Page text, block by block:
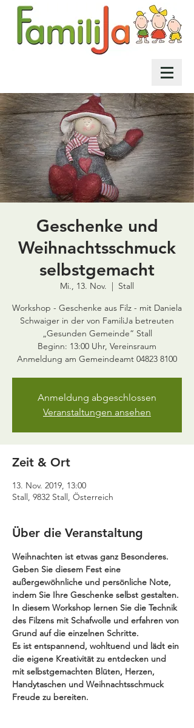
Geschenke und
Weihnachtsschmuck
selbstgemacht
Mi., 13. Nov.
  |
Stall
Workshop - Geschenke aus Filz - mit Daniela
Schwaiger in der von FamiliJa betreuten
„Gesunden Gemeinde“ Stall
Beginn: 13:00 Uhr, Vereinsraum
Anmeldung abgeschlossen
Veranstaltungen ansehen
Zeit & Ort
13. Nov. 2019, 13:00
Stall, 9832 Stall, Österreich
Über die Veranstaltung
Weihnachten ist etwas ganz Besonderes.
Geben Sie diesem Fest eine
außergewöhnliche und persönliche Note,
indem Sie Ihre Geschenke selbst gestalten.
In diesem Workshop lernen Sie die Technik
des Filzens mit Schafwolle und erfahren von
Grund auf die einzelnen Schritte.
Es ist entspannend, wohltuend und lädt ein
die eigene Kreativität zu entdecken und
mit selbstgemachten Blüten, Herzen,
Handytaschen und Weihnachtsschmuck
Freude zu bereiten.